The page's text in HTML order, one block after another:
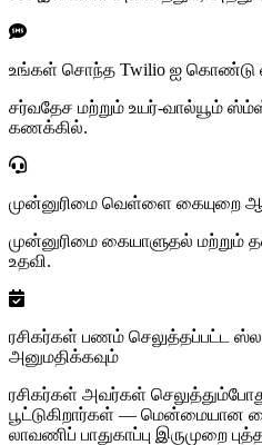
உங்கள் சொந்த Twilio ஐ கொண்டு
சர்வதேச மற்றும் உயர்-வால்யூம்
கணக்கில்.
முன்னுரிமை வெள்ளை கையுறை
முன்னுரிமை கையாளுதல் மற்றும்
உதவி.
ரசிகர்கள் பணம் செலுத்தப்பட்ட
அனுமதிக்கவும்
ரசிகர்கள் அவர்கள்
பூட்டுகிறார்கள் — மென்மையான
லாவணிப் பாதுகாப்பு இருமுறை